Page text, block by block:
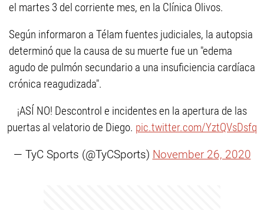
el martes 3 del corriente mes, en la Clínica Olivos.
Según informaron a Télam fuentes judiciales, la autopsia
determinó que la causa de su muerte fue un "edema
agudo de pulmón secundario a una insuficiencia cardíaca
crónica reagudizada".
¡ASÍ NO! Descontrol e incidentes en la apertura de las
puertas al velatorio de Diego. pic.twitter.com/YztQVsDsfq
— TyC Sports (@TyCSports) November 26, 2020